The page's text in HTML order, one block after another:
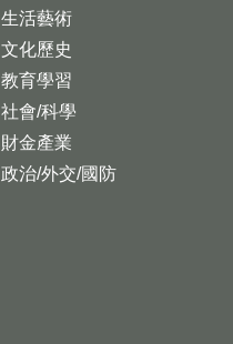
生活藝術
文化歷史
教育學習
社會/科學
財金產業
政治/外交/國防